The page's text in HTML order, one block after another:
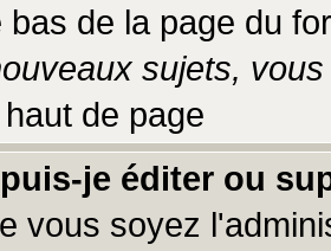
bas de la page du
sujets,
de page
je éditer ou
vous soyez